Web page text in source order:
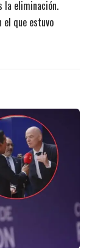
la eliminación.
el que estuvo